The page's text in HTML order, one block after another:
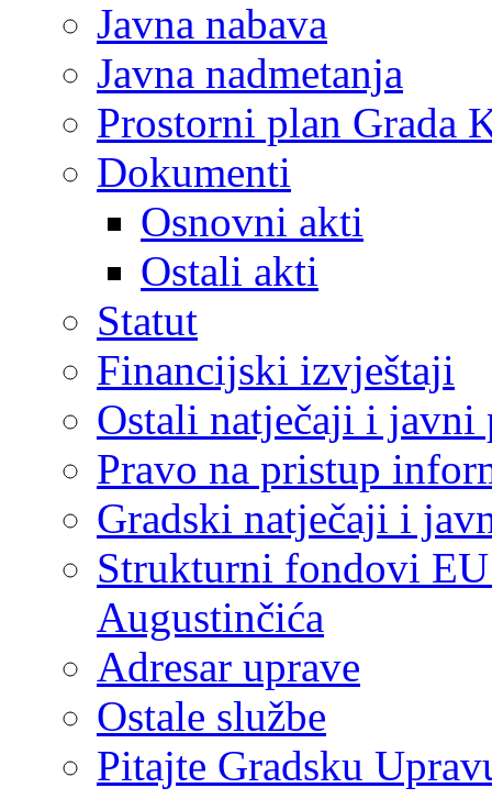
Javna nabava
Javna nadmetanja
Prostorni plan Grada
Dokumenti
Osnovni akti
Ostali akti
Statut
Financijski izvještaji
Ostali natječaji i javni
Pravo na pristup
Gradski natječaji i
Strukturni fondovi
Augustinčića
Adresar uprave
Ostale službe
Pitajte Gradsku